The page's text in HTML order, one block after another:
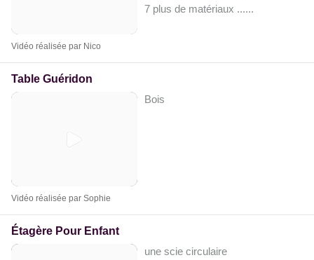
7 plus de matériaux ......
Vidéo réalisée par Nico
Table Guéridon
Bois
Vidéo réalisée par Sophie
Étagère Pour Enfant
une scie circulaire